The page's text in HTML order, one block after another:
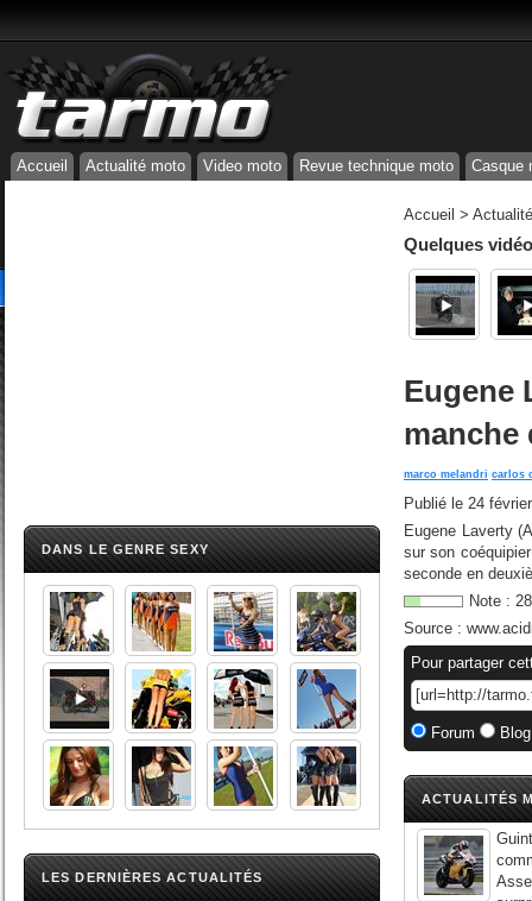
Accueil Actualité moto Video moto Revue technique moto Casque
DANS LE GENRE SEXY
LES DERNIÈRES ACTUALITÉS
Accueil >
Quelques
Eugene
manche
marco melandri carlos
Publié le 24
Eugene Laverty
sur son
seconde en
Note : 28
Source :
Pour partager
Forum
ACTUALITÉS